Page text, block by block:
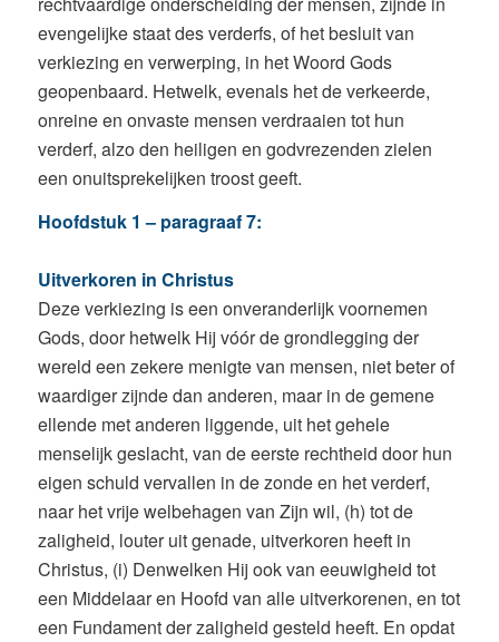
evengelijke staat des verderfs, of het besluit van
verkiezing en verwerping, in het Woord Gods
geopenbaard. Hetwelk, evenals het de verkeerde,
onreine en onvaste mensen verdraaien tot hun
verderf, alzo den heiligen en godvrezenden zielen
een onuitsprekelijken troost geeft.
Hoofdstuk 1 – paragraaf 7:
Uitverkoren in Christus
Deze verkiezing is een onveranderlijk voornemen
Gods, door hetwelk Hij vóór de grondlegging der
wereld een zekere menigte van mensen, niet beter of
waardiger zijnde dan anderen, maar in de gemene
ellende met anderen liggende, uit het gehele
menselijk geslacht, van de eerste rechtheid door hun
eigen schuld vervallen in de zonde en het verderf,
naar het vrije welbehagen van Zijn wil, (h) tot de
zaligheid, louter uit genade, uitverkoren heeft in
Christus, (i) Denwelken Hij ook van eeuwigheid tot
een Middelaar en Hoofd van alle uitverkorenen, en tot
een Fundament der zaligheid gesteld heeft. En opdat